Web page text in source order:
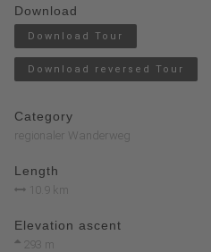
Download
Download Tour
Download reversed Tour
Category
regionaler Wanderweg
Length
10.9 km
Elevation ascent
293 m